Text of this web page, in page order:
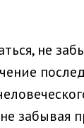
не
забывая